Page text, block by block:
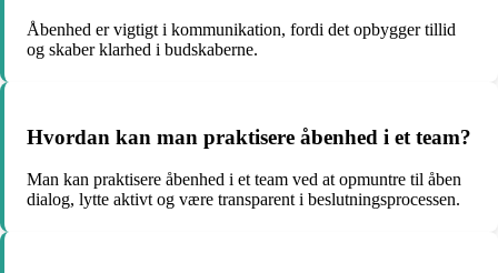
Åbenhed er vigtigt i kommunikation, fordi det opbygger tillid
og skaber klarhed i budskaberne.
Hvordan kan man praktisere åbenhed i et team?
Man kan praktisere åbenhed i et team ved at opmuntre til åben
dialog, lytte aktivt og være transparent i beslutningsprocessen.